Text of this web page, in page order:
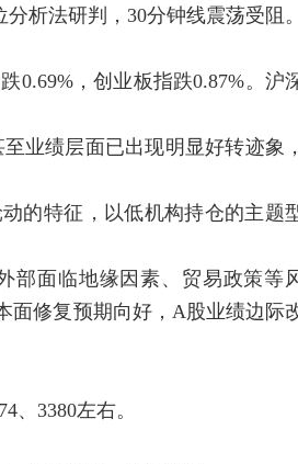
析法研判，30分钟线震荡受阻。
，创业板指跌0.87%。沪
绩层面已出现明显好转迹象，
的特征，以低机构持仓的主题
面临地缘因素、贸易政策等
面修复预期向好，A股业绩边际
3380左右。